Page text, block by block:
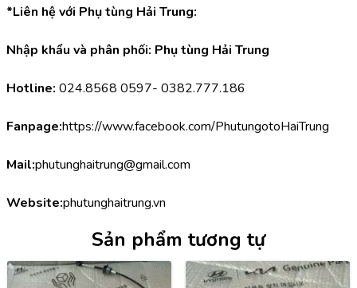
*Liên hệ với Phụ tùng Hải Trung:
Nhập khẩu và phân phối: Phụ tùng Hải Trung
Hotline: 024.8568 0597- 0382.777.186
Fanpage:https://www.facebook.com/PhutungotoHaiTrung
Mail:phutunghaitrung@gmail.com
Website:phutunghaitrung.vn
Sản phẩm tương tự